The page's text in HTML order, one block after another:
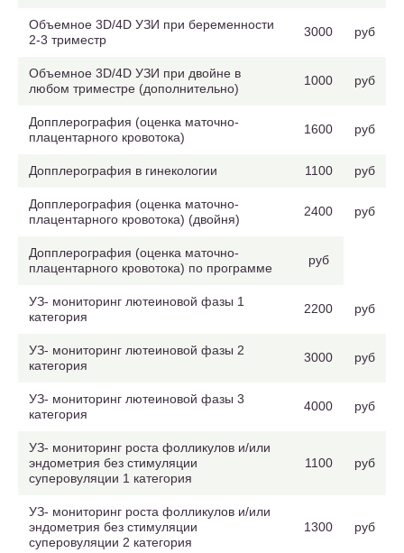
Объемное 3D/4D УЗИ при беременности
2-3 триместр
3000 руб
Объемное 3D/4D УЗИ при двойне в
любом триместре (дополнительно)
1000 руб
Допплерография (оценка маточно-
плацентарного кровотока)
1600 руб
Допплерография в гинекологии 1100 руб
Допплерография (оценка маточно-
плацентарного кровотока) (двойня)
2400 руб
Допплерография (оценка маточно-
плацентарного кровотока) по программе
руб
УЗ- мониторинг лютеиновой фазы 1
категория
2200 руб
УЗ- мониторинг лютеиновой фазы 2
категория
3000 руб
УЗ- мониторинг лютеиновой фазы 3
категория
4000 руб
УЗ- мониторинг роста фолликулов и/или
эндометрия без стимуляции
суперовуляции 1 категория
1100 руб
УЗ- мониторинг роста фолликулов и/или
эндометрия без стимуляции
суперовуляции 2 категория
1300 руб